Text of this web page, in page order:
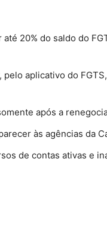
20% do saldo do
pelo aplicativo do
após a
às agências da
de contas ativas e